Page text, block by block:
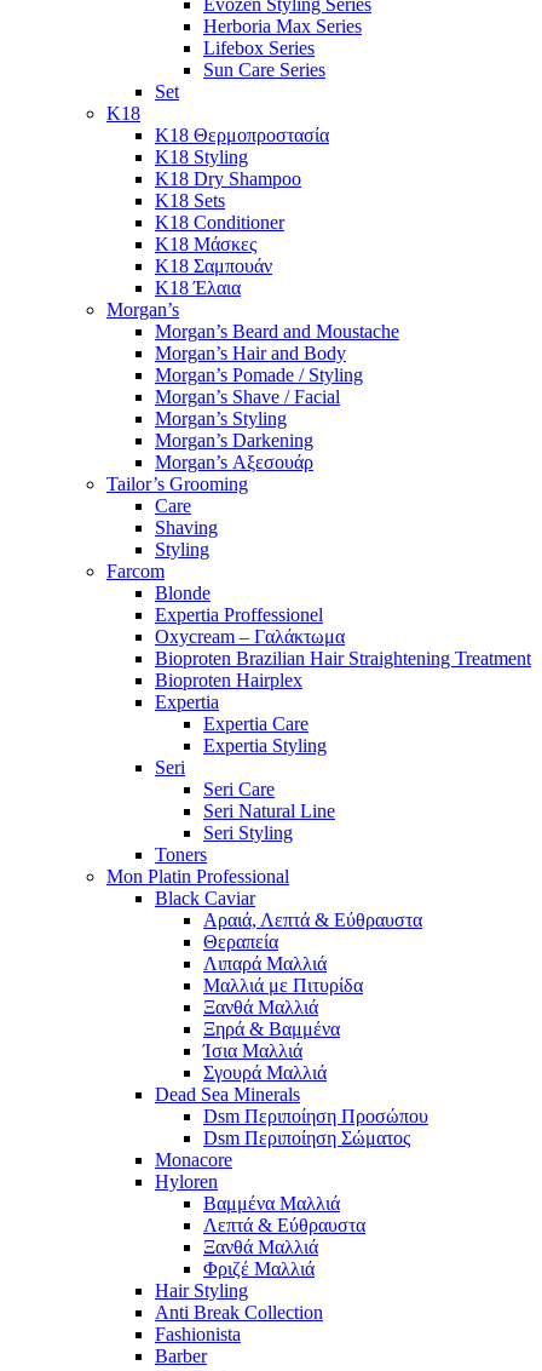
Herboria Max Series
Lifebox Series
Sun Care Series
Set
K18
K18 Θερμοπροστασία
K18 Styling
K18 Dry Shampoo
K18 Sets
K18 Conditioner
K18 Μάσκες
K18 Σαμπουάν
K18 Έλαια
Morgan’s
Morgan’s Beard and Moustache
Morgan’s Hair and Body
Morgan’s Pomade / Styling
Morgan’s Shave / Facial
Morgan’s Styling
Morgan’s Darkening
Morgan’s Αξεσουάρ
Tailor’s Grooming
Care
Shaving
Styling
Farcom
Blonde
Expertia Proffessionel
Oxycream – Γαλάκτωμα
Bioproten Brazilian Hair Straightening Treatment
Bioproten Hairplex
Expertia
Expertia Care
Expertia Styling
Seri
Seri Care
Seri Natural Line
Seri Styling
Toners
Mon Platin Professional
Black Caviar
Αραιά, Λεπτά & Εύθραυστα
Θεραπεία
Λιπαρά Μαλλιά
Μαλλιά με Πιτυρίδα
Ξανθά Μαλλιά
Ξηρά & Βαμμένα
Ίσια Μαλλιά
Σγουρά Μαλλιά
Dead Sea Minerals
Dsm Περιποίηση Προσώπου
Dsm Περιποίηση Σώματος
Monacore
Hyloren
Βαμμένα Μαλλιά
Λεπτά & Εύθραυστα
Ξανθά Μαλλιά
Φριζέ Μαλλιά
Hair Styling
Anti Break Collection
Fashionista
Barber